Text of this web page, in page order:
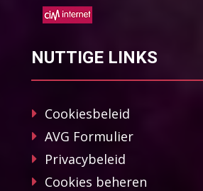
NUTTIGE LINKS
Cookiesbeleid
AVG Formulier
Privacybeleid
Cookies beheren